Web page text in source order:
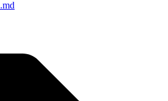
.md